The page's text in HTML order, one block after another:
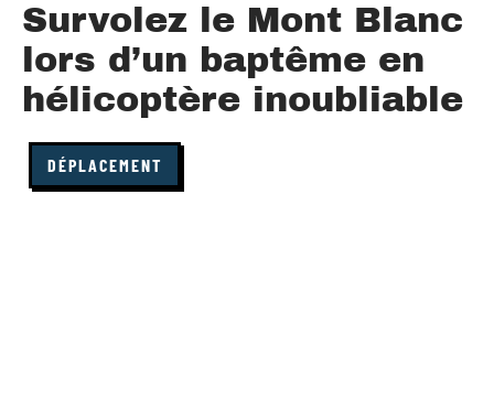
Survolez le Mont Blanc
lors d’un baptême en
hélicoptère inoubliable
DÉPLACEMENT